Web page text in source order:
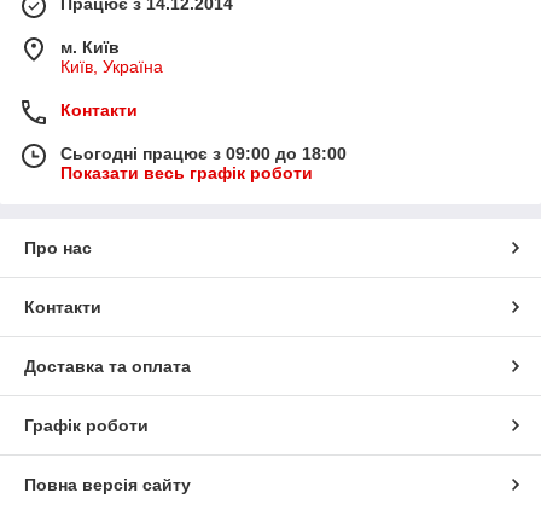
м. Київ
Київ, Україна
Контакти
Сьогодні працює з 09:00 до 18:00
Показати весь графік роботи
Про нас
Контакти
Доставка та оплата
Графік роботи
Повна версія сайту